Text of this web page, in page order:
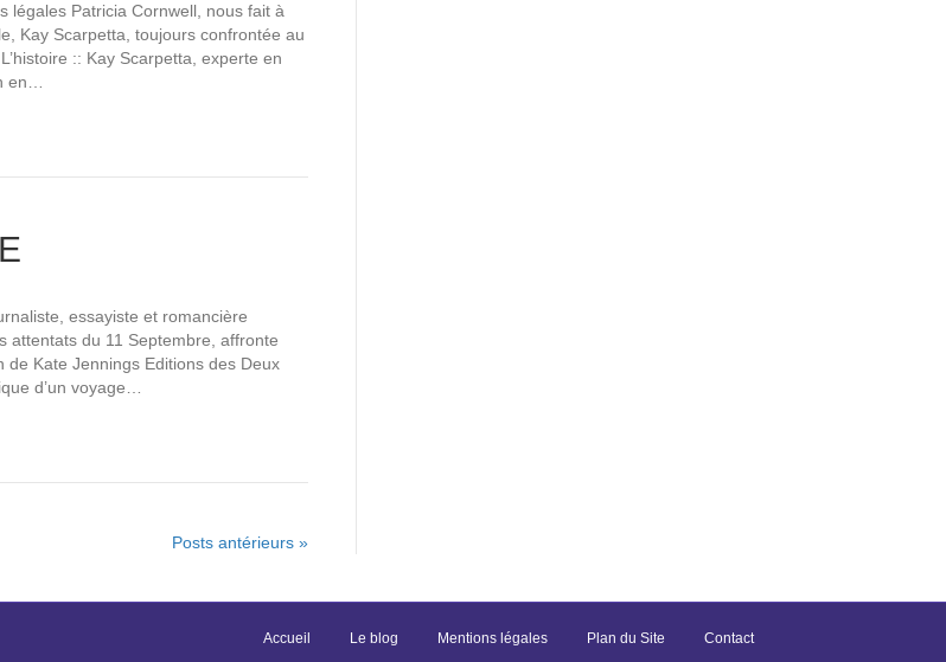
légales Patricia Cornwell, nous fait à
Kay Scarpetta, toujours confrontée au
:: Kay Scarpetta, experte en
en…
essayiste et romancière
attentats du 11 Septembre, affronte
Kate Jennings Editions des Deux
d’un voyage…
Posts antérieurs »
Accueil Le blog Mentions légales Plan du Site Contact